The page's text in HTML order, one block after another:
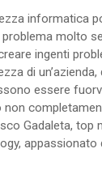
informatica
molto
ingenti
di un’azienda,
essere
Gadaleta, top
appassionato